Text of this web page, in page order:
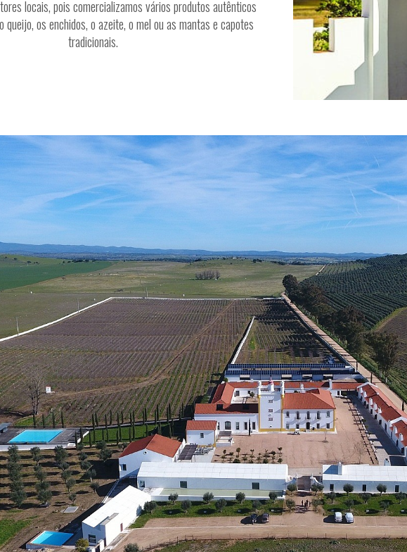
locais, pois comercializamos vários produtos autênticos
queijo, os enchidos, o azeite, o mel ou as mantas e capotes
tradicionais.